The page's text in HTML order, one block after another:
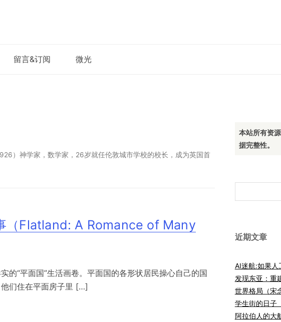
留言&订阅 微光
）神学家，数学家，26岁就任伦敦城市学校的校长，成为英国首
（Flatland: A Romance of Many
的“平面国”生活画卷。平面国的各形状居民操心自己的国
们住在平面房子里 […]
本站所有资
据完整性。
索：
近期文章
AI迷航:如果人
发现东亚：重
世界格局（宋
学生街的日子
阿拉伯人的大